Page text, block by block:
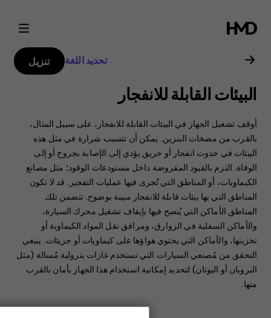
دليل
مستخدم
هاتف
Nokia
2.1
تحديد اللغة تنزيل
البيئات القابلة للانفجار
أوقف تشغيل الجهاز في البيئات القابلة للانفجار، على سبيل المثال،
بالقرب من مضخات البنزين. يمكن أن تتسبب شرارة في مثل هذه
البيئات في حدوث انفجار أو حريق يؤدي إلى الإصابة بجروح أو إلى
الوفاة. ‏‫التزم بالقيود المفروضة داخل مستودعات الوقود؛ مثل مصانع
الكيماويات، أو المناطق التي تُجرى فيها عمليات التفجير.‬ قد لا تكون
المناطق التي بها بيئات قابلة للانفجار مبينة بوضوح. تتضمن تلك
المناطق الأماكن التي يُنصح فيها بإيقاف تشغيل محرك السيارة،
والأماكن السفلية في الزوارق، ومرافق نقل المواد الكيماوية أو
تخزينها، والأماكن التي يحتوي هواؤها على كيماويات أو جزيئات. ينبغي
التحقق من مُصنعي السيارات التي تستخدم غازات بترولية مُسالة (مثل
البروبان أو البوتان) لتحديد إمكانية استخدام هذا الجهاز بأمان بالقرب
منها.